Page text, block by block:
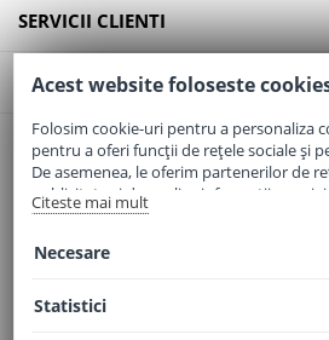
SERVICII CLIENTI
CONTACT
Email:office@elaptepraf.ro
Telefon:0745-964-449
Adresa:Sos. Borsului, Nr. 20, Oradea, Jud.
Acest website foloseste
Folosim cookie-uri pentru a personaliza
pentru a oferi funcții de rețele sociale și
De asemenea, le oferim partenerilor de
publicitate și de analize informații cu
folosiți site-ul nostru. Aceștia le pot
Citeste mai mult
Necesare
Statistici